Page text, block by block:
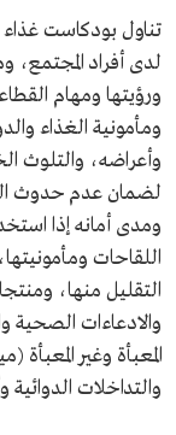
تناول بودكاست
لدى أفراد المجتمع،
ورؤيتها ومهام
ومأمونية الغذاء
وأعراضه، والتلوث
لضمان عدم حدوث
ومدى أمانه إذا
اللقاحات
التقليل منها،
والادعاءات الصحية
المعبأة وغير المعبأة
والتداخلات الدوائية